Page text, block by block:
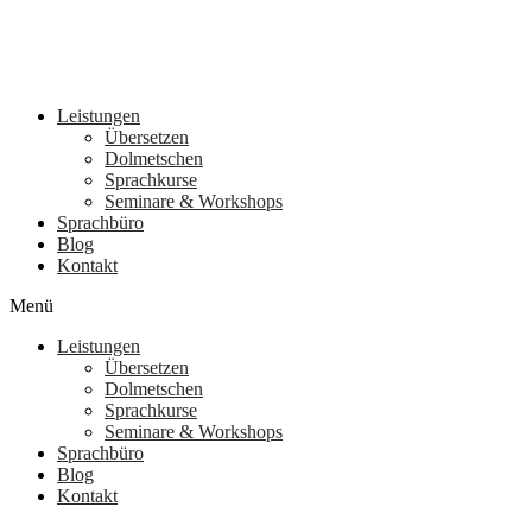
Leistungen
Übersetzen
Dolmetschen
Sprachkurse
Seminare & Workshops
Sprachbüro
Blog
Kontakt
Menü
Leistungen
Übersetzen
Dolmetschen
Sprachkurse
Seminare & Workshops
Sprachbüro
Blog
Kontakt